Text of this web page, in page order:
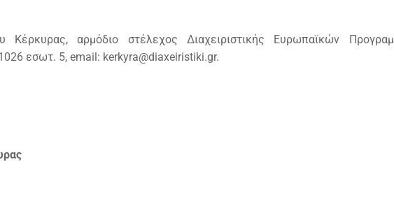
Κέρκυρας, αρμόδιο στέλεχος Διαχειριστικής Ευρωπαϊκών
εσωτ. 5, email: kerkyra@diaxeiristiki.gr.